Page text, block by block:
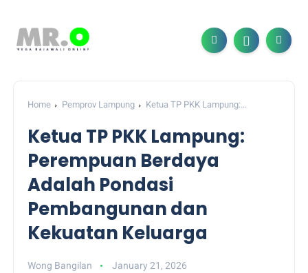
Home Pemprov Lampung
Ketua TP PKK Lampung:
Kekuatan Keluarga
Ketua TP PKK Lampung:
Perempuan Berdaya
Adalah Pondasi
Pembangunan dan
Kekuatan Keluarga
Wong Bangilan January 21, 2026